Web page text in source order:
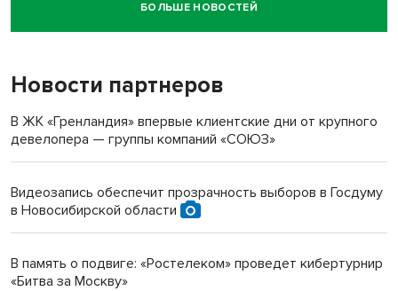
Новосибирский суд наказал водителя за смерть
пенсионерки на вокзале
БОЛЬШЕ НОВОСТЕЙ
Новости партнеров
В ЖК «Гренландия» впервые клиентские дни от крупного
девелопера — группы компаний «СОЮЗ»
Видеозапись обеспечит прозрачность выборов в Госдуму
в Новосибирской области
В память о подвиге: «Ростелеком» проведет кибертурнир
«Битва за Москву»